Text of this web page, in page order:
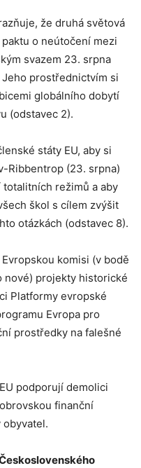
že druhá světová
o neútočení mezi
svazem 23. srpna
prostřednictvím si
globálního dobytí
(odstavec 2).
státy EU, aby si
Ribbentrop (23. srpna)
totalitních režimů a aby
škol s cílem zvýšit
otázkách (odstavec 8).
komisi (v bodě
nové) projekty historické
Platformy evropské
Evropa pro
prostředky na falešné
podporují demolici
finanční
obyvatel.